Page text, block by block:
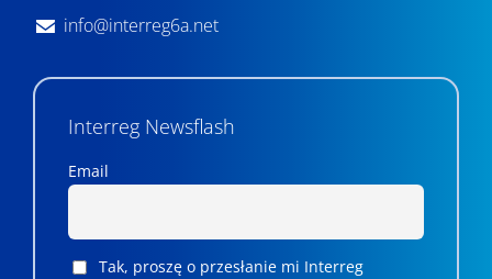
info@interreg6a.net
Interreg Newsflash
Email
Tak, proszę o przesłanie mi Interreg